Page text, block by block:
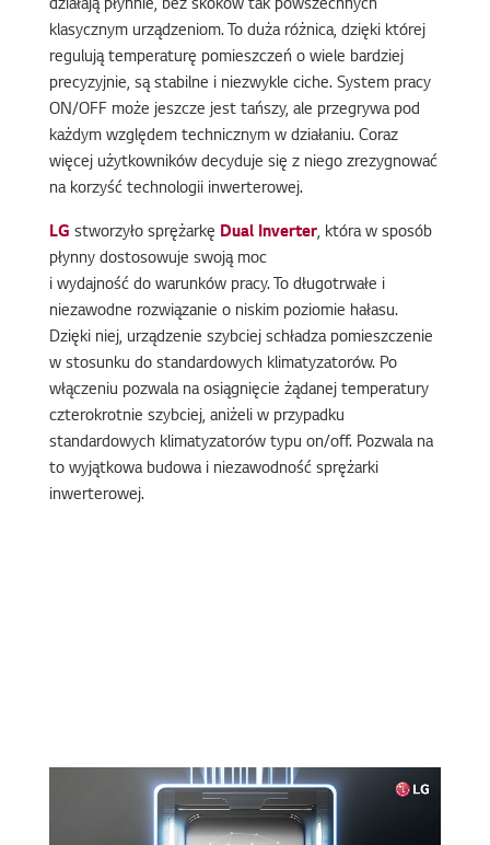
działają płynnie, bez skoków tak powszechnych
klasycznym urządzeniom. To duża różnica, dzięki której
regulują temperaturę pomieszczeń o wiele bardziej
precyzyjnie, są stabilne i niezwykle ciche. System pracy
ON/OFF może jeszcze jest tańszy, ale przegrywa pod
każdym względem technicznym w działaniu. Coraz
więcej użytkowników decyduje się z niego zrezygnować
na korzyść technologii inwerterowej.
LG stworzyło sprężarkę Dual Inverter, która w sposób
płynny dostosowuje swoją moc
i wydajność do warunków pracy. To długotrwałe i
niezawodne rozwiązanie o niskim poziomie hałasu.
Dzięki niej, urządzenie szybciej schładza pomieszczenie
w stosunku do standardowych klimatyzatorów. Po
włączeniu pozwala na osiągnięcie żądanej temperatury
czterokrotnie szybciej, aniżeli w przypadku
standardowych klimatyzatorów typu on/off. Pozwala na
to wyjątkowa budowa i niezawodność sprężarki
inwerterowej.